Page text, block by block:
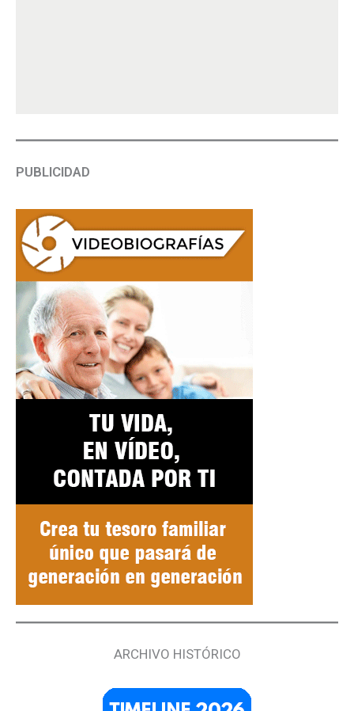
PUBLICIDAD
ARCHIVO HISTÓRICO